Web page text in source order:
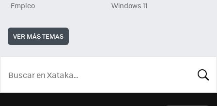
Empleo
Windows 11
VER MÁS TEMAS